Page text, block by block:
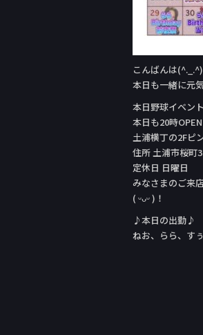
こんばんは
本日も一緒に元
本日野球イベン
本日も20時
土浦横丁の2Fピ
住所 土浦市桜町
定休日 日曜日
みなさまのご来
( ᵕᴗᵕ )！
♪本日の出勤♪
ねお、らら、す